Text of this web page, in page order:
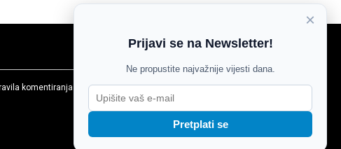
komentiranja Agroglas
×
Prijavi se na Newsletter!
Ne propustite najvažnije vijesti dana.
Pretplati se